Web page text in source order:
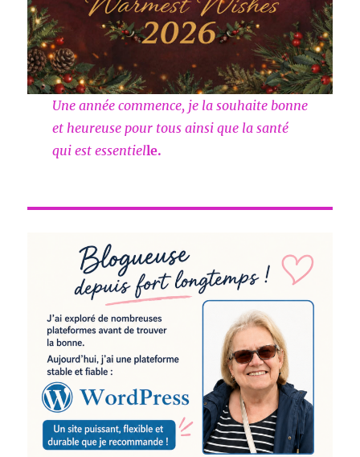
Une année commence, je la souhaite bonne
et heureuse pour tous ainsi que la santé
qui est essentielle.